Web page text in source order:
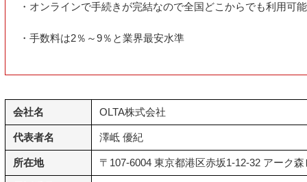
・オンラインで手続きが完結なので全国どこからでも利用可能
・手数料は2％～9％と業界最安水準
会社名 OLTA株式会社
代表者名 澤岻 優紀
所在地 〒107-6004 東京都港区赤坂1-12-32 アーク森